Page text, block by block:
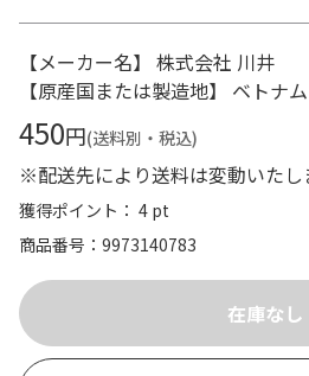
【メーカー名】 株式会社 川井
【原産国または製造地】 ベトナム
450円(送料別・税込)
※配送先により送料は変動いたし
獲得ポイント： 4 pt
商品番号
9973140783